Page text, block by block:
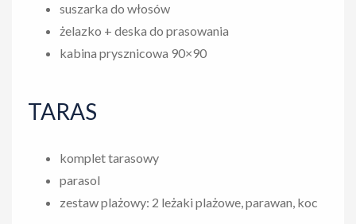
suszarka do włosów
żelazko + deska do prasowania
kabina prysznicowa 90×90
TARAS
komplet tarasowy
parasol
zestaw plażowy: 2 leżaki plażowe, parawan, koc